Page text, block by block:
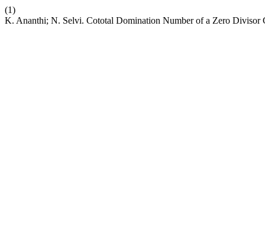
(1)
K. Ananthi; N. Selvi. Cototal Domination Number of a Zero Divisor